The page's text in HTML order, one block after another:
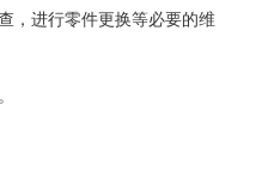
，进行零件更换等必要的维